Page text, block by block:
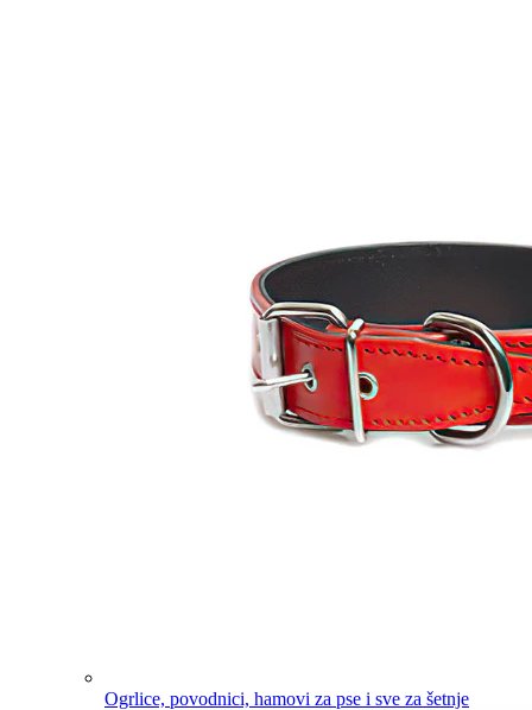
Ogrlice, povodnici, hamovi za pse i sve za šetnje